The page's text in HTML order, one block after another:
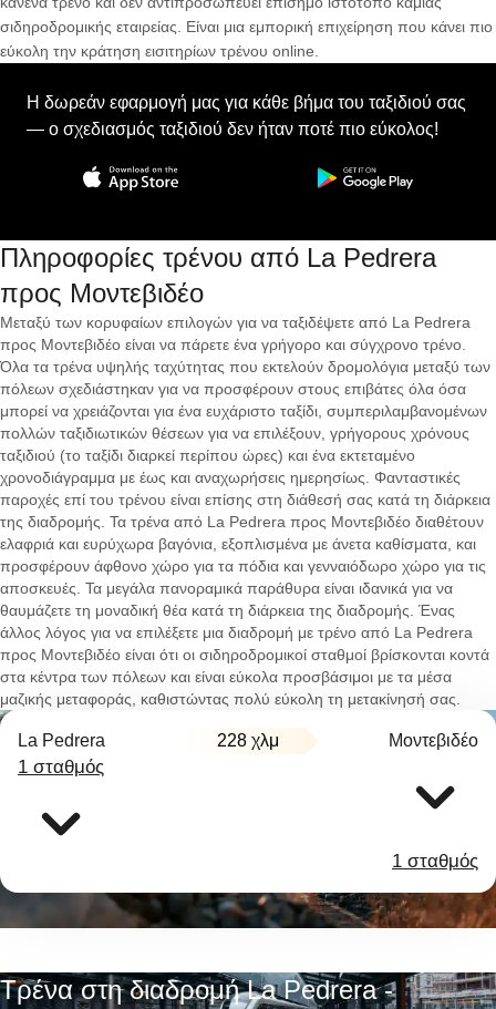
σιδηροδρομικής εταιρείας. Είναι μια εμπορική επιχείρηση που κάνει πιο
εύκολη την κράτηση εισιτηρίων τρένου online.
Η δωρεάν εφαρμογή μας για κάθε βήμα του ταξιδιού σας
— ο σχεδιασμός ταξιδιού δεν ήταν ποτέ πιο εύκολος!
Πληροφορίες τρένου από La Pedrera
προς Μοντεβιδέο
Μεταξύ των κορυφαίων επιλογών για να ταξιδέψετε από La Pedrera
προς Μοντεβιδέο είναι να πάρετε ένα γρήγορο και σύγχρονο τρένο.
Όλα τα τρένα υψηλής ταχύτητας που εκτελούν δρομολόγια μεταξύ των
πόλεων σχεδιάστηκαν για να προσφέρουν στους επιβάτες όλα όσα
μπορεί να χρειάζονται για ένα ευχάριστο ταξίδι, συμπεριλαμβανομένων
πολλών ταξιδιωτικών θέσεων για να επιλέξουν, γρήγορους χρόνους
ταξιδιού (το ταξίδι διαρκεί περίπου ώρες) και ένα εκτεταμένο
χρονοδιάγραμμα με έως και αναχωρήσεις ημερησίως. Φανταστικές
παροχές επί του τρένου είναι επίσης στη διάθεσή σας κατά τη διάρκεια
της διαδρομής. Τα τρένα από La Pedrera προς Μοντεβιδέο διαθέτουν
ελαφριά και ευρύχωρα βαγόνια, εξοπλισμένα με άνετα καθίσματα, και
προσφέρουν άφθονο χώρο για τα πόδια και γενναιόδωρο χώρο για τις
αποσκευές. Τα μεγάλα πανοραμικά παράθυρα είναι ιδανικά για να
θαυμάζετε τη μοναδική θέα κατά τη διάρκεια της διαδρομής. Ένας
άλλος λόγος για να επιλέξετε μια διαδρομή με τρένο από La Pedrera
προς Μοντεβιδέο είναι ότι οι σιδηροδρομικοί σταθμοί βρίσκονται κοντά
στα κέντρα των πόλεων και είναι εύκολα προσβάσιμοι με τα μέσα
μαζικής μεταφοράς, καθιστώντας πολύ εύκολη τη μετακίνησή σας.
La Pedrera 228 χλμ Μοντεβιδέο
1 σταθμός
1 σταθμός
Τρένα στη διαδρομή La Pedrera -